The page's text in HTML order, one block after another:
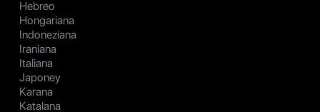
Hebreo
Hongariana
Indoneziana
Iraniana
Italiana
Japoney
Karana
Katalana